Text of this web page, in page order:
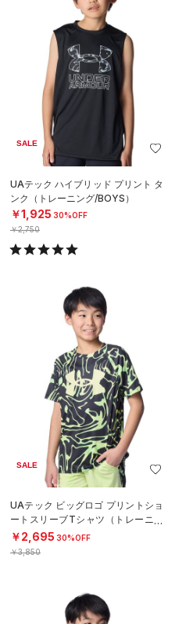
SALE
UAテック ハイブリッド プリント タ
ンク（トレーニング/BOYS）
￥1,925 30%OFF
￥2,750
SALE
UAテック ビッグロゴ プリントショ
ートスリーブTシャツ（トレーニン
グ/BOYS）
￥2,695 30%OFF
￥3,850